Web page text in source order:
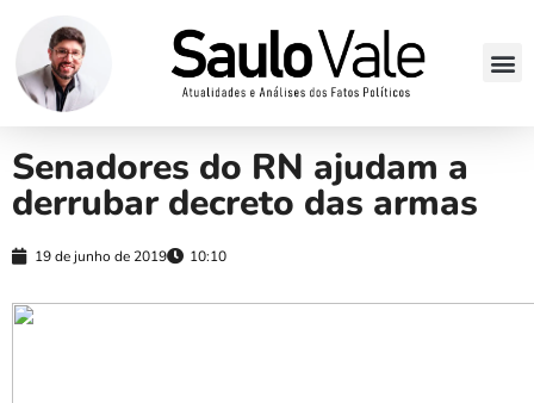
Senadores do RN ajudam a
derrubar decreto das armas
19 de junho de 2019 10:10